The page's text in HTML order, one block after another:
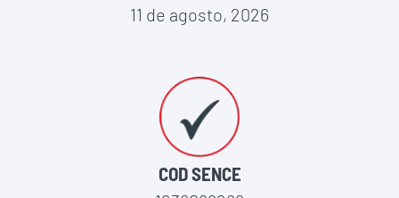
11 de agosto, 2026
COD SENCE